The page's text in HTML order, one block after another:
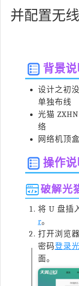
并配置无
背景说
设计之初
单独布线
光猫
络
网络机顶
操作说
破解光
将 U 盘插
r。
打开浏览
密码登录
面。